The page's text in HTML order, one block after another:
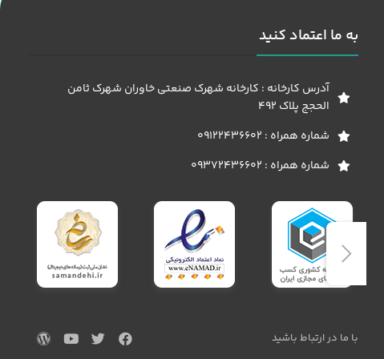
به ما اعتماد کنید
آدرس کارخانه : کارخانه شهرک صنعتی خاوران شهرک ثامن
الحجج پلاک 492
شماره همراه : 09122436602
شماره همراه : 09372436602
با ما در ارتباط باشید